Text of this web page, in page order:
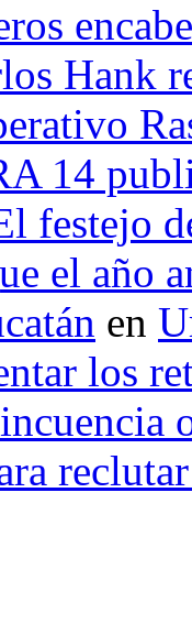
Hank
14
festejo
el año
en
los